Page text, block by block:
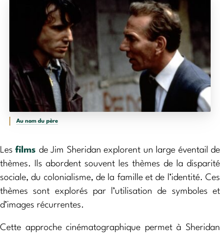
Au nom du père
Lesfilms de Jim Sheridan explorent un large éventail de
thèmes. Ils abordent souvent les thèmes de la disparité
sociale, du colonialisme, de la famille et de l’identité. Ces
thèmes sont explorés par l’utilisation de symboles et
d’images récurrentes.
Cette approche cinématographique permet à Sheridan